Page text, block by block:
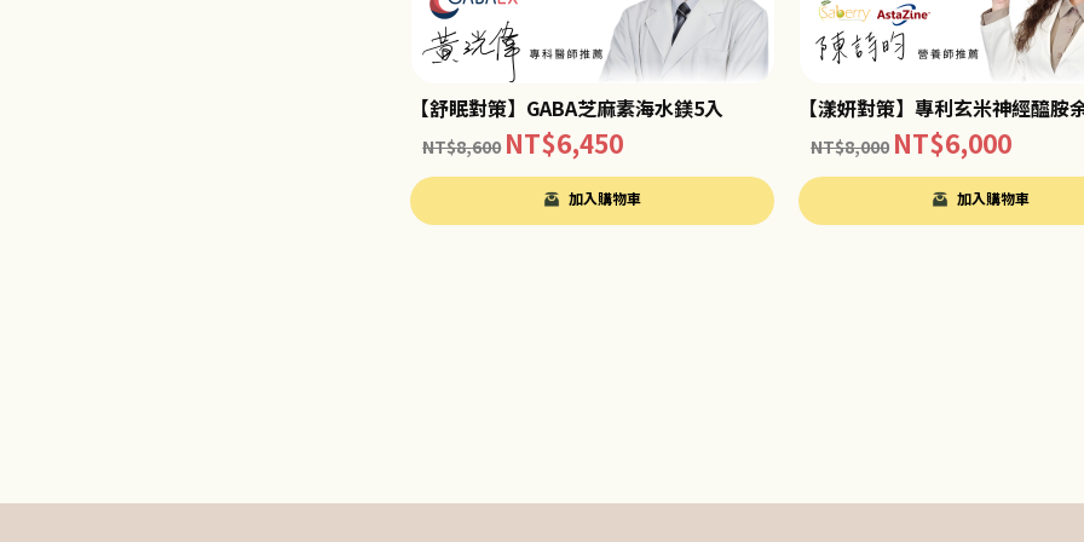
【舒眠對策】GABA芝麻素海水鎂5入
NT$8,600 NT$6,450
加入購物車
【漾妍對策】專利玄米神經醯胺
NT$8,000 NT$6,000
加入購物車